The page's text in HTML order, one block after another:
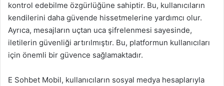
kontrol edebilme özgürlüğüne sahiptir. Bu, kullanıcıların
kendilerini daha güvende hissetmelerine yardımcı olur.
Ayrıca, mesajların uçtan uca şifrelenmesi sayesinde,
iletilerin güvenliği artırılmıştır. Bu, platformun kullanıcıları
için önemli bir güvence sağlamaktadır.
E Sohbet Mobil, kullanıcıların sosyal medya hesaplarıyla